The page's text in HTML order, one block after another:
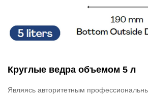
Круглые ведра объемом 5 л
Являясь авторитетным